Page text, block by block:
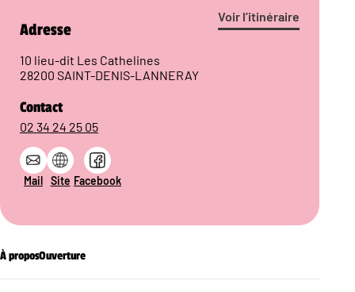
Voir l’itinéraire
Adresse
10 lieu-dit Les Cathelines
28200 SAINT-DENIS-LANNERAY
Contact
02 34 24 25 05
Mail Site Facebook
À proposOuverture